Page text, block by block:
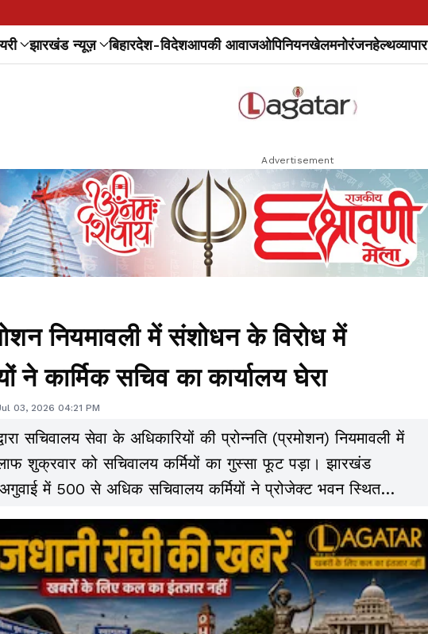
झारखंड न्यूज़ बिहारदेश-विदेशआपकी आवाजओपिनियनखेलमनोरंजनहेल्थव्यापार
Advertisement
नियमावली में संशोधन के विरोध में
ने कार्मिक सचिव का कार्यालय घेरा
03, 2026 04:21 PM
सचिवालय सेवा के अधिकारियों की प्रोन्नति (प्रमोशन) नियमावली में
शुक्रवार को सचिवालय कर्मियों का गुस्सा फूट पड़ा। झारखंड
में 500 से अधिक सचिवालय कर्मियों ने प्रोजेक्ट भवन स्थित
का घेराव किया। इस दौरान कर्मियों ने कार्मिक सचिव के खिलाफ
सरकार के इस फैसले का जमकर विरोध किया। इस विरोध प्रदर्शन के
में दिनभर जबरदस्त गहमागहमी का माहौल बना रहा।